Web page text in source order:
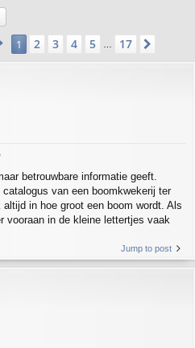
Page 1of17
1 2 3 4 5 17
betrouwbare informatie geeft.
van een boomkwekerij ter
in hoe groot een boom wordt. Als
vooraan in de kleine lettertjes vaak
Jump to post